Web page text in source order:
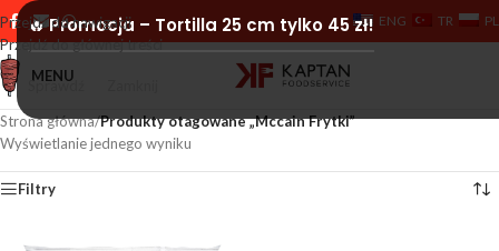
Przejdź do nawigacji
Przejdź do głównej treści
🔥 Promocja – Tortilla 25 cm tylko 45 zł!
Sprawdź
ENG TR PL
MENU
Strona główna/Produkty otagowane „Mccain Frytki”
Wyświetlanie jednego wyniku
Filtry